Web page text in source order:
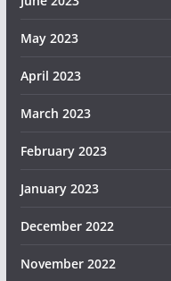
May 2023
April 2023
March 2023
February 2023
January 2023
December 2022
November 2022